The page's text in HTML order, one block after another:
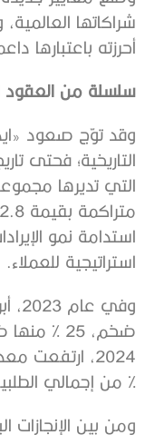
شراكاتها
أحرزته باعتبارها
سلسلة من العقود
وقد توّج صعود
التي تديرها
استدامة نمو
استراتيجية للعملاء.
ضخم، 25
% من إجمالي
ومن بين الإنجازات